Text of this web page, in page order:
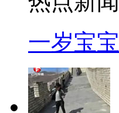
一岁宝